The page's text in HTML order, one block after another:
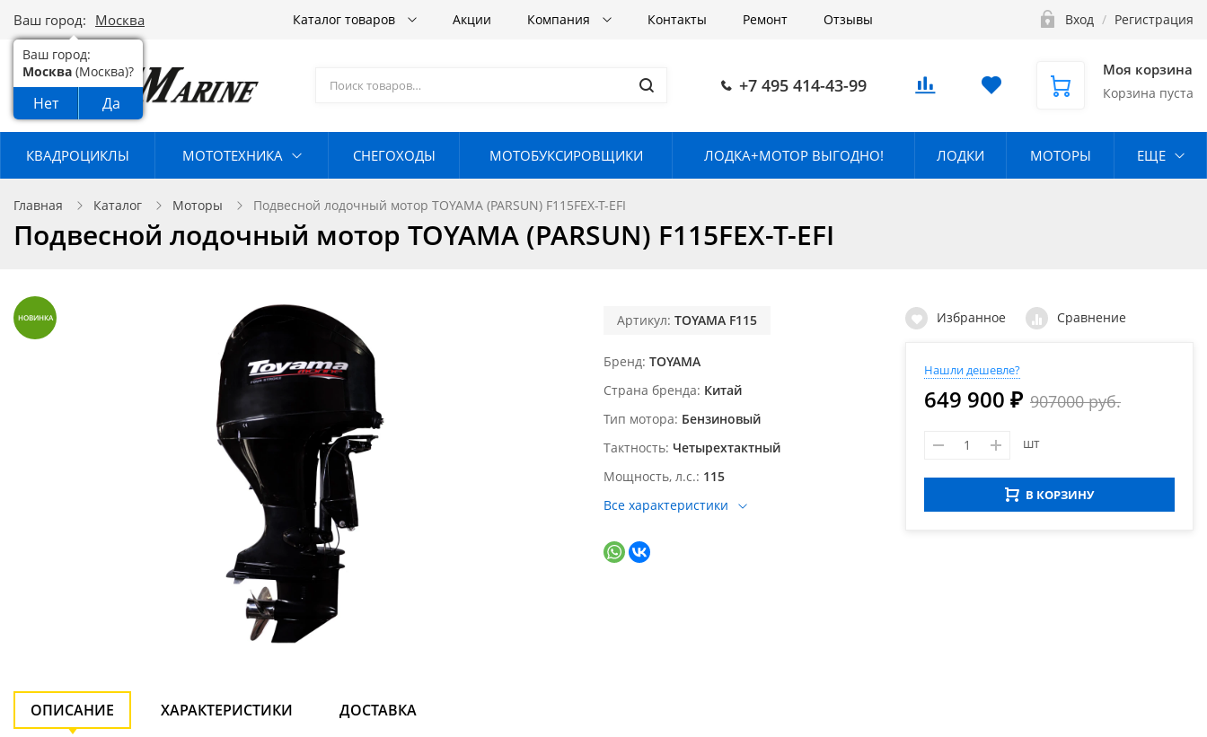
Ваш город: Москва
Ваш город:
Москва (Москва)?
Нет Да
Каталог товаров Акции Компания Контакты Ремонт Отзывы Вход / Регистрация
+7 495 414-43-99
Моя корзина
Корзина пуста
КВАДРОЦИКЛЫ МОТОТЕХНИКА СНЕГОХОДЫ МОТОБУКСИРОВЩИКИ ЛОДКА+МОТОР ВЫГОДНО! ЛОДКИ МОТОРЫ ЕЩЕ
Главная Каталог Моторы Подвесной лодочный мотор TOYAMA (PARSUN) F115FEX-T-EFI
Подвесной лодочный мотор TOYAMA (PARSUN) F115FEX-T-EFI
НОВИНКА Артикул: TOYAMA F115
Бренд TOYAMA
Страна бренда Китай
Тип мотора Бензиновый
Тактность Четырехтактный
Мощность, л.с. 115
Все характеристики
Избранное Сравнение
Нашли дешевле?
649 900 ₽ 907000 руб.
шт
В КОРЗИНУ
ОПИСАНИЕ ХАРАКТЕРИСТИКИ ДОСТАВКА